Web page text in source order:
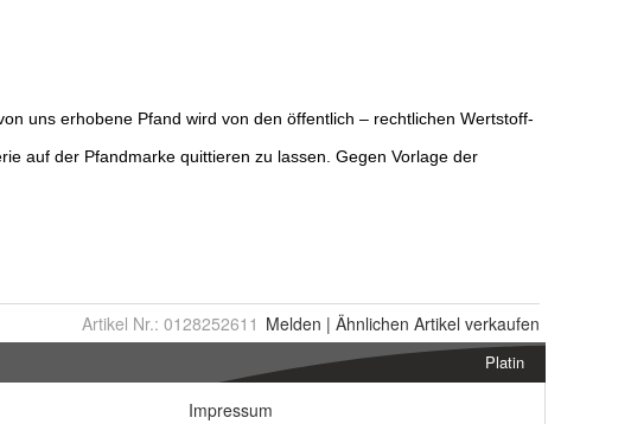
Artikel Nr.: 0128252611 Melden | Ähnlichen Artikel verkaufen
Platin
Impressum